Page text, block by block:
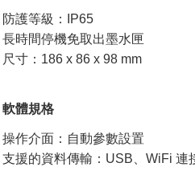
防護等級：IP65
長時間停機免取出墨水匣
尺寸：186 x 86 x 98 mm
軟體規格
操作介面：自動參數設置
支援的資料傳輸：USB、WiFi 連